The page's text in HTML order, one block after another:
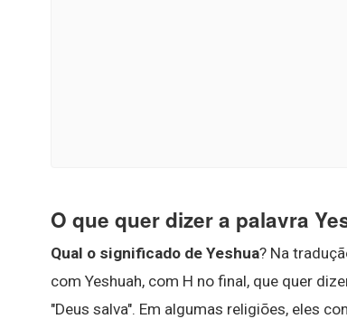
O que quer dizer a palavra
Qual o significado de Yeshua? Na
com Yeshuah, com H no final, que quer
"Deus salva". Em algumas religiões, eles